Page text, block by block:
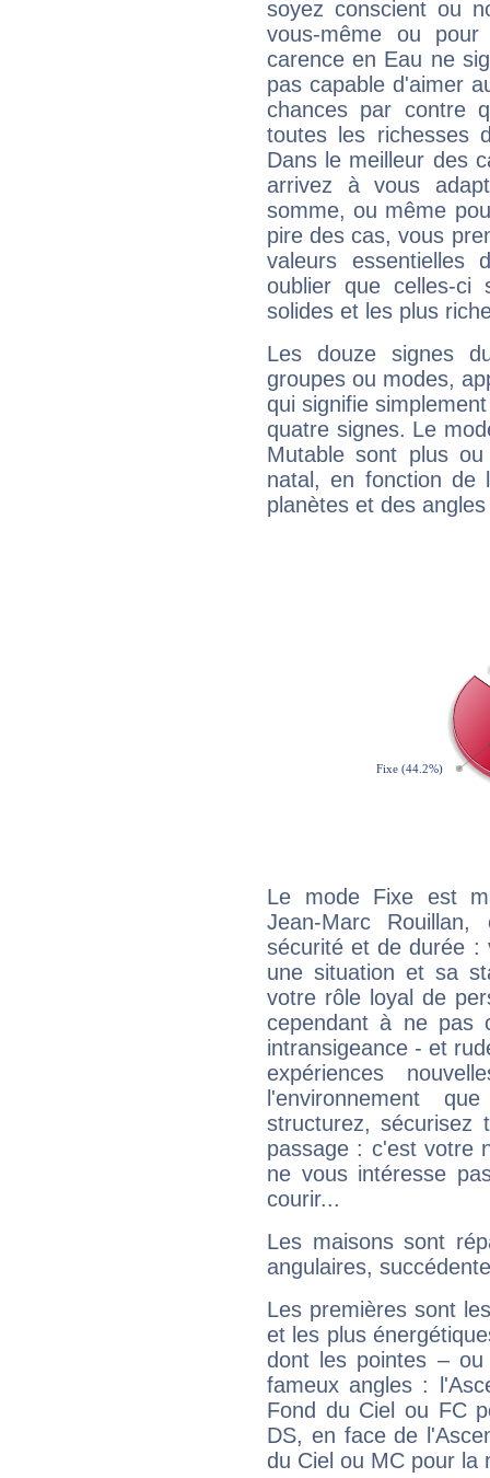
soyez conscient ou
vous-même ou
carence en Eau ne
pas capable d'aimer
chances par contre
toutes les richesses
Dans le meilleur des
arrivez à vous
somme, ou même
pire des cas, vous
valeurs
oublier que celles-
solides et les plus
Les douze signes
groupes ou modes,
qui signifie
quatre signes. Le
Mutable sont plus
natal, en fonction de
planètes et des
Le mode Fixe est
Jean-Marc
sécurité et de durée :
une situation et sa
votre rôle loyal de
cependant à ne pas
intransigeance - et
expériences
l'environnement
structurez, sécurisez
passage : c'est votre
ne vous intéresse
courir...
Les maisons sont
angulaires,
Les premières sont
et les plus
dont les pointes –
fameux angles :
Fond du Ciel ou FC
DS, en face de
du Ciel ou MC pour la